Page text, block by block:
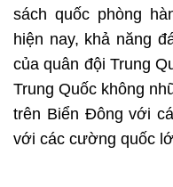
sách quốc phòng
hiện nay, khả năng
của quân đội Trung
Trung Quốc không
trên Biển Đông với
với các cường quốc